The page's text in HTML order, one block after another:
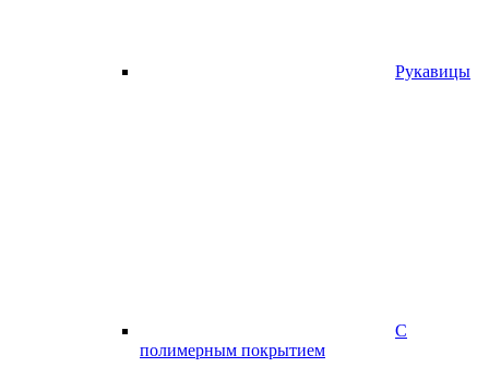
Рукавицы
С
полимерным покрытием